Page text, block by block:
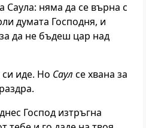
Саула: няма да се върна с
думата Господня, и
да не бъдеш цар над
иде. Но Саул се хвана за
Господ изтръгна